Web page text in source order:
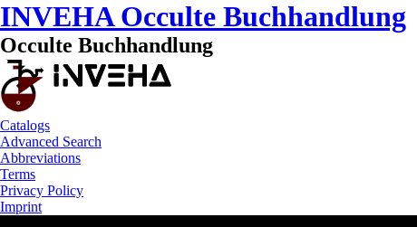
INVEHA Occulte Buchhandlung
Occulte Buchhandlung
Catalogs
Advanced Search
Abbreviations
Terms
Privacy Policy
Imprint